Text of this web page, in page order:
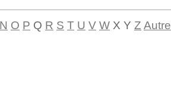
N O P Q R S T U V W X Y Z Autre